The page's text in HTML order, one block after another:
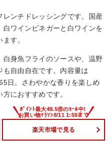
ンチドレッシングです。国産
ワインビネガーと白ワインを
す。
身魚フライのソースや、温野
自由自在です。内容量は
日。さわやかな香りを楽しめ
におすすめです。
楽天市場で見る